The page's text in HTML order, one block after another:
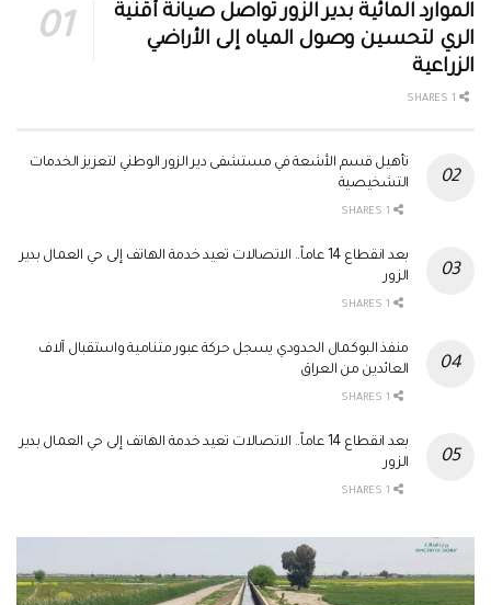
الموارد المائية بدير الزور تواصل صيانة أقنية
الري لتحسين وصول المياه إلى الأراضي
الزراعية
تأهيل قسم الأشعة في مستشفى دير الزور الوطني لتعزيز الخدمات
التشخيصية
بعد انقطاع 14 عاماً.. الاتصالات تعيد خدمة الهاتف إلى حي العمال بدير
الزور
منفذ البوكمال الحدودي يسجل حركة عبور متنامية واستقبال آلاف
العائدين من العراق
بعد انقطاع 14 عاماً.. الاتصالات تعيد خدمة الهاتف إلى حي العمال بدير
الزور